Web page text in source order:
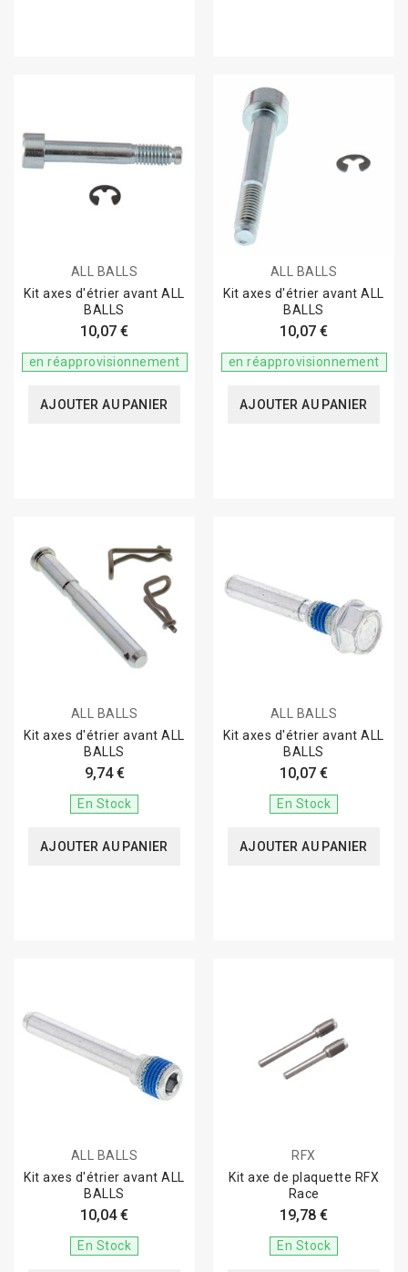
ALL BALLS
Kit axes d'étrier avant ALL
BALLS
10,07 €
en réapprovisionnement
AJOUTER AU PANIER
ALL BALLS
Kit axes d'étrier avant ALL
BALLS
10,07 €
en réapprovisionnement
AJOUTER AU PANIER
ALL BALLS
Kit axes d'étrier avant ALL
BALLS
9,74 €
En Stock
AJOUTER AU PANIER
ALL BALLS
Kit axes d'étrier avant ALL
BALLS
10,07 €
En Stock
AJOUTER AU PANIER
ALL BALLS
Kit axes d'étrier avant ALL
BALLS
10,04 €
En Stock
RFX
Kit axe de plaquette RFX
Race
19,78 €
En Stock